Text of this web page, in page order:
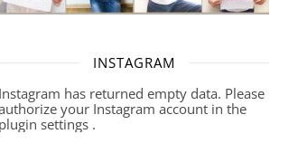
INSTAGRAM
Instagram has returned empty data. Please
your Instagram account in the
plugin settings .